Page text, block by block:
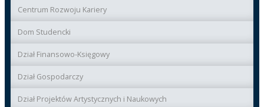
Centrum Rozwoju Kariery
Dom Studencki
Dział Finansowo-Księgowy
Dział Gospodarczy
Dział Projektów Artystycznych i Naukowych